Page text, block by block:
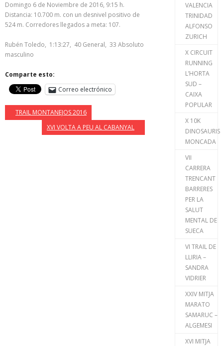
Domingo 6 de Noviembre de 2016, 9:15 h.
Distancia: 10.700 m. con un desnivel positivo de
524 m. Corredores llegados a meta: 107.
Rubén Toledo, 1:13:27, 40 General, 33 Absoluto
masculino
Comparte esto:
Correo electrónico
TRAIL MONTANEJOS 2016
XVI VOLTA A PEU AL CABANYAL
VALENCIA
TRINIDAD
ALFONSO
ZURICH
X CIRCUIT
RUNNING
L’HORTA
SUD –
CAIXA
POPULAR
X 10K
DINOSAURIS
MONCADA
VII
CARRERA
TRENCANT
BARRERES
PER LA
SALUT
MENTAL DE
SUECA
VI TRAIL DE
LLIRIA –
SANDRA
VIDRIER
XXIV MITJA
MARATO
SAMARUC –
ALGEMESI
XVI MITJA